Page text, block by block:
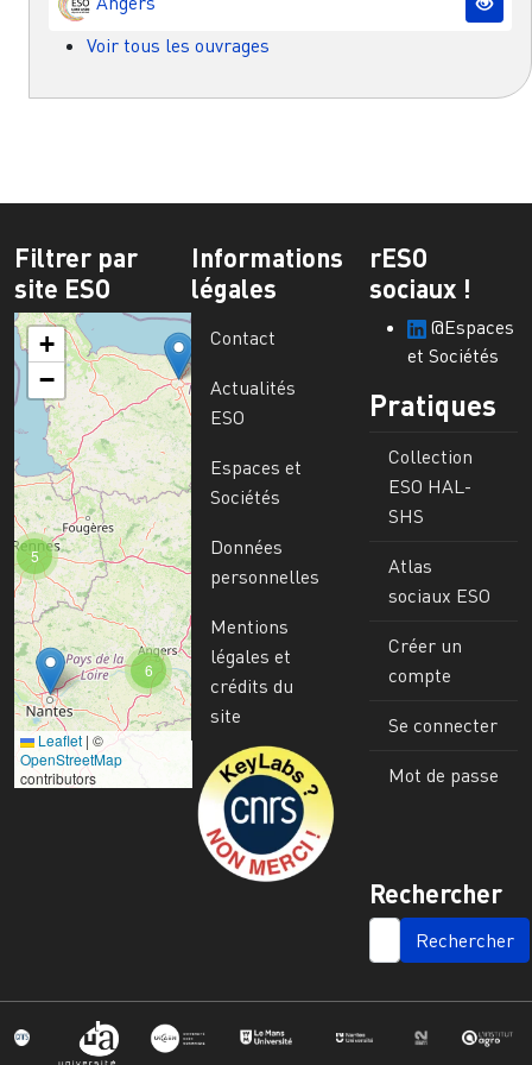
Voir tous les ouvrages
Filtrer par
site ESO
6
5
+
−
Leaflet | ©
OpenStreetMap
contributors
Informations
légales
Contact
Actualités
ESO
Espaces et
Sociétés
Données
personnelles
Mentions
légales et
crédits du
site
Image
rESO
sociaux !
@Espaces
et Sociétés
Pratiques
Collection
ESO HAL-
SHS
Atlas
sociaux ESO
Créer un
compte
Se connecter
Mot de passe
Rechercher
SEARCH